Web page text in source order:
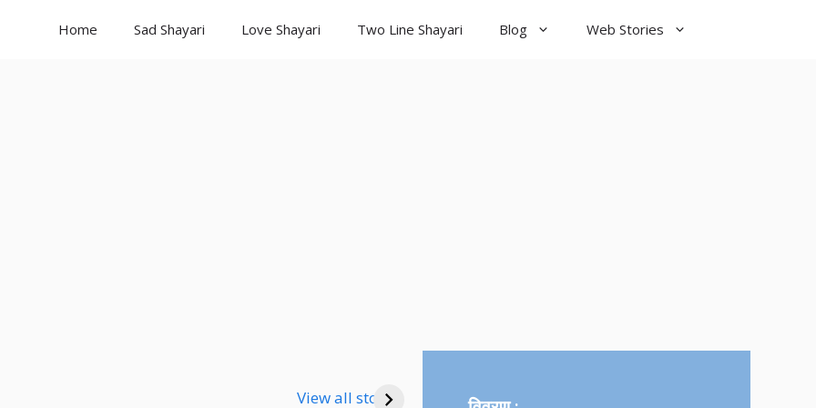
Home Sad Shayari Love Shayari Two Line Shayari Blog Web Stories
View all storiesShayari